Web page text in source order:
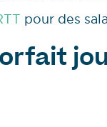
pour des